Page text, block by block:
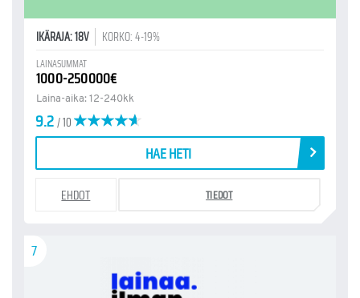
IKÄRAJA: 18V KORKO: 4-19%
LAINASUMMAT
1000-250000€
Laina-aika: 12-240kk
9.2/ 10
HAE HETI
EHDOT TIEDOT
7